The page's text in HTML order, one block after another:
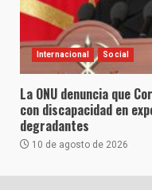
Internacional Social
La ONU denuncia que
con discapacidad en
degradantes
10 de agosto de 2026